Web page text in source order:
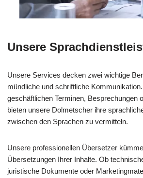
Unsere
Unsere Services decken zwei wichtige
mündliche und schriftliche
geschäftlichen Terminen, Besprechungen
bieten unsere Dolmetscher ihre
zwischen den Sprachen zu vermitteln.
Unsere professionellen Übersetzer
Übersetzungen Ihrer Inhalte. Ob
juristische Dokumente oder